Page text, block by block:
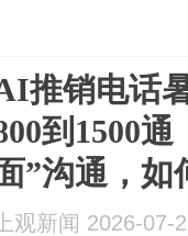
推销电话
到1500
”沟通，如
打”？
上观新闻 2026-07-